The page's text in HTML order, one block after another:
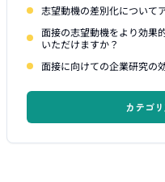
志望動機の差別化について
面接の志望動機をより効果
いただけますか？
面接に向けての企業研究の
カテゴ